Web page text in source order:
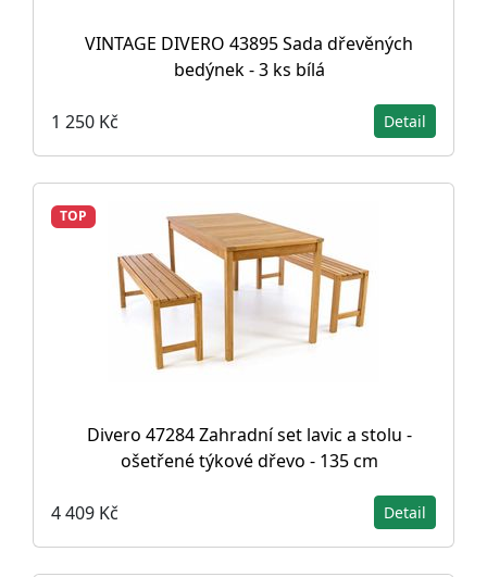
VINTAGE DIVERO 43895 Sada dřevěných
bedýnek - 3 ks bílá
1 250 Kč Detail
TOP
Divero 47284 Zahradní set lavic a stolu -
ošetřené týkové dřevo - 135 cm
4 409 Kč Detail